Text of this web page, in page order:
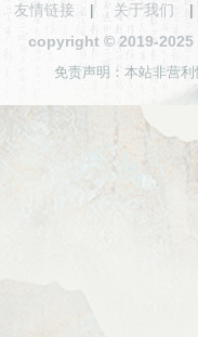
友情链接 | 关于我们
copyright © 2019-2025
免责声明：本站非营